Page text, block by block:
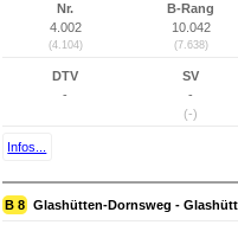
Nr.
4.002
(4.104)
B-Rang
10.042
(7.638)
DTV
-
SV
-
(-)
Infos...
B 8 Glashütten-Dornsweg -